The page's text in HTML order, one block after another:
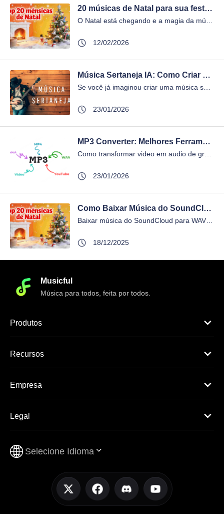
20 músicas de Natal para sua festa + Playlist exclusiva
12/02/2026
Música Sertaneja IA: Como Criar Sertanejo Brasileira Autêntica com IA?
23/01/2026
MP3 Converter: Melhores Ferramentas Grátis & Guia Definitivo em 2026
23/01/2026
Como Baixar Música do SoundCloud para WAV e Criar Suas Próprias Músicas com IA
18/12/2025
Musicful
Música para todos, feita por todos.
Produtos
Recursos
Empresa
Legal
Selecione Idioma